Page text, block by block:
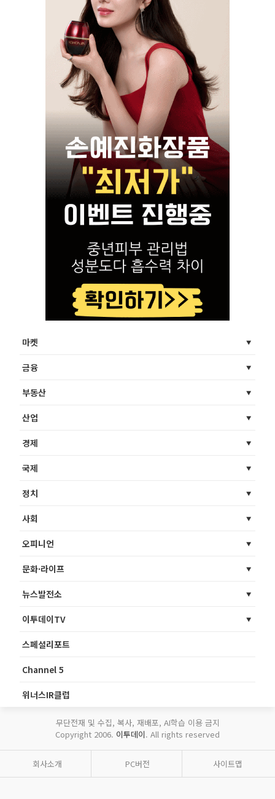
마켓
금융
부동산
산업
경제
국제
정치
사회
오피니언
문화·라이프
뉴스발전소
이투데이TV
스페셜리포트
Channel 5
위너스IR클럽
무단전재 및 수집, 복사, 재배포, AI학습 이용 금지
Copyright 2006. 이투데이. All rights reserved
회사소개 PC버전 사이트맵